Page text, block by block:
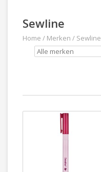
Sewline
Home / Merken / Sewline